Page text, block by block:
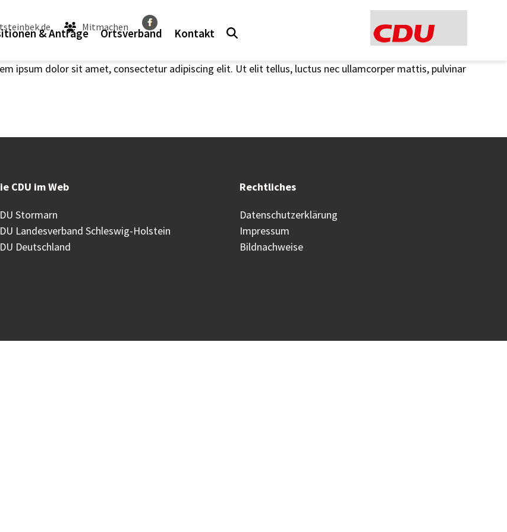
Mitmachen
& Anträge Ortsverband Kontakt
ipsum dolor sit amet, consectetur adipiscing elit. Ut elit tellus, luctus nec ullamcorper mattis, pulvinar
CDU im Web
Stormarn
Landesverband Schleswig-Holstein
Deutschland
Rechtliches
Datenschutzerklärung
Impressum
Bildnachweise